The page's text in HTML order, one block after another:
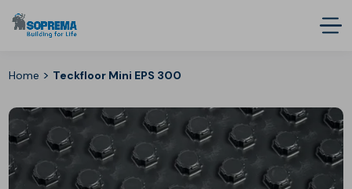
Home > Teckfloor Mini EPS 300